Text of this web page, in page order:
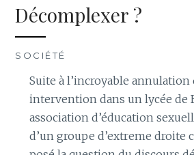
Décomplexer ?
SOCIÉTÉ
Suite à l’incroyable annulation
intervention dans un lycée de
association d’éducation
d’un groupe d’extreme droite